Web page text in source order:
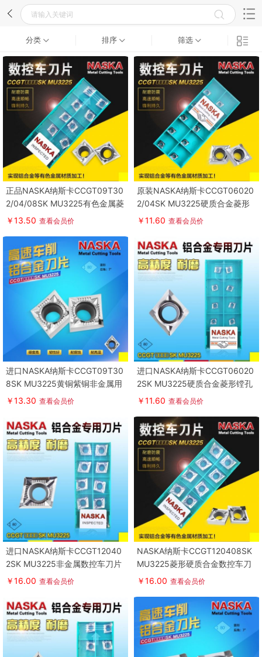
分类 排序 筛选
正品NASKA纳斯卡CCGT09T30
2/04/08SK MU3225有色金属菱
形车刀片
￥13.50 查看会员价
原装NASKA纳斯卡CCGT06020
2/04SK MU3225硬质合金菱形
数控车刀片
￥11.60 查看会员价
进口NASKA纳斯卡CCGT09T30
8SK MU3225黄铜紫铜非金属用
菱形镗孔刀片
￥13.30 查看会员价
进口NASKA纳斯卡CCGT06020
2SK MU3225硬质合金菱形镗孔
数控车刀片刀粒
￥11.60 查看会员价
进口NASKA纳斯卡CCGT12040
2SK MU3225非金属数控车刀片
刀粒
￥16.00 查看会员价
NASKA纳斯卡CCGT120408SK
MU3225菱形硬质合金数控车刀
片
￥16.00 查看会员价